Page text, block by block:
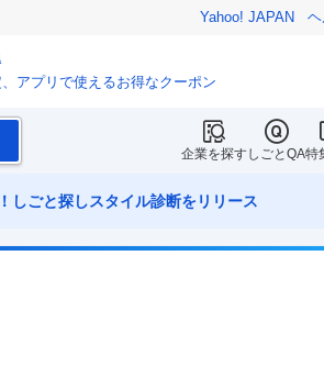
Yahoo! JAPAN
アプリで使えるお得なクーポン
企業を探すしごとQA特
しごと探しスタイル診断をリリース